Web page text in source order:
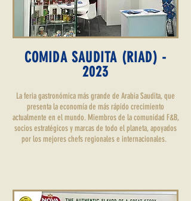
COMIDA SAUDITA (RIAD) -
2023
La feria gastronómica más grande de Arabia Saudita, que
presenta la economía de más rápido crecimiento
actualmente en el mundo. Miembros de la comunidad F&B,
socios estratégicos y marcas de todo el planeta, apoyados
por los mejores chefs regionales e internacionales.